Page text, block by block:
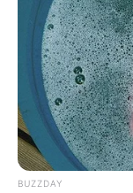
BUZZDAY